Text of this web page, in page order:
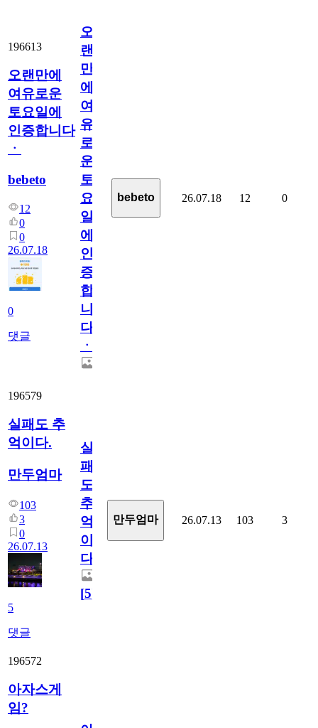
196613
오랜만에
여유로운
토요일에
인증합니다
ㆍ
bebeto
12
0
0
26.07.18
0
댓글
오
랜
만
에
여
유
로
운
토
요
일
에
인
증
합
니
다
ㆍ
bebeto 26.07.18 12 0
196579
실패도 추
억이다.
만두엄마
103
3
0
26.07.13
5
댓글
실
패
도
추
억
이
다.
[5]
만두엄마 26.07.13 103 3
196572
아자스게
임?